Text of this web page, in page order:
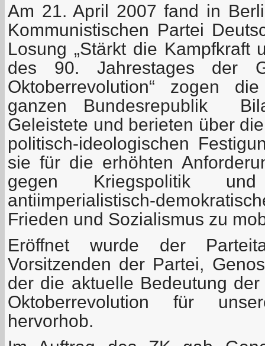
Am 21. April 2007 fand in
Kommunistischen Partei
Losung „Stärkt die Kampfkraft
des 90. Jahrestages der
Oktoberrevolution“ zogen
ganzen Bundesrepublik
Geleistete und berieten über
politisch-ideologischen
sie für die erhöhten
gegen Kriegspolitik
antiimperialistisch-
Frieden und Sozialismus zu
Eröffnet wurde der
Vorsitzenden der Partei,
der die aktuelle Bedeutung
Oktoberrevolution für
hervorhob.